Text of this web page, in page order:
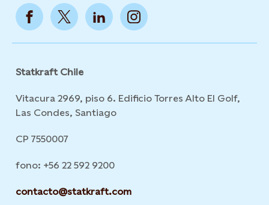
Statkraft Chile
Vitacura 2969, piso 6. Edificio Torres Alto El Golf,
Las Condes, Santiago
CP 7550007
fono: +56 22 592 9200
contacto@statkraft.com